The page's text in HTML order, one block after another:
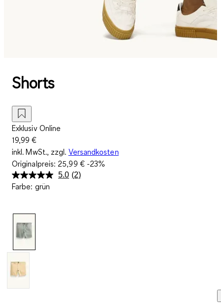
Shorts
Exklusiv Online
19,99 €
inkl. MwSt., zzgl. Versandkosten
Originalpreis: 25,99 €-23%
5.0 2
(2)
Farbe: grün